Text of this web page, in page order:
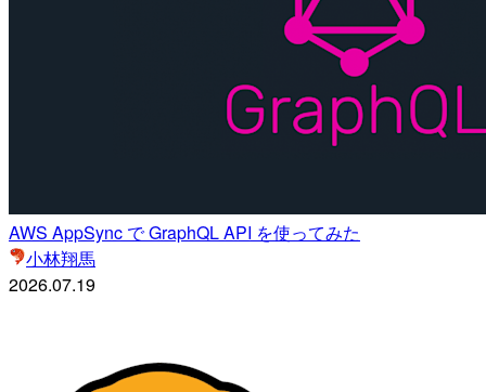
AWS AppSync で GraphQL API を使ってみた
小林翔馬
2026.07.19